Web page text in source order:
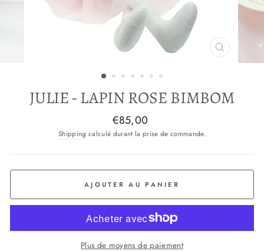
FERMER
(ESC)
JULIE - LAPIN ROSE BIMBOM
Prix
normal
€85,00
Shipping calculé durant la prise de commande.
AJOUTER AU PANIER
Plus de moyens de paiement